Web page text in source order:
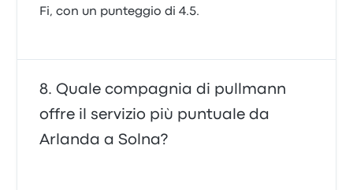
Fi, con un punteggio di 4.5.
Quale compagnia di pullmann
offre il servizio più puntuale da
Arlanda a Solna?